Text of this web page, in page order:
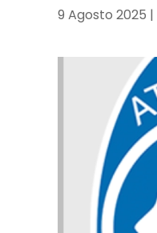
9 Agosto 2025 |